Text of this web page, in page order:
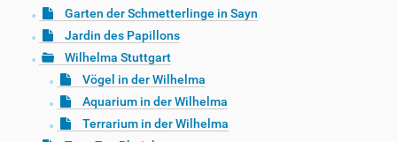
Garten der Schmetterlinge in Sayn
Jardin des Papillons
Wilhelma Stuttgart
Vögel in der Wilhelma
Aquarium in der Wilhelma
Terrarium in der Wilhelma